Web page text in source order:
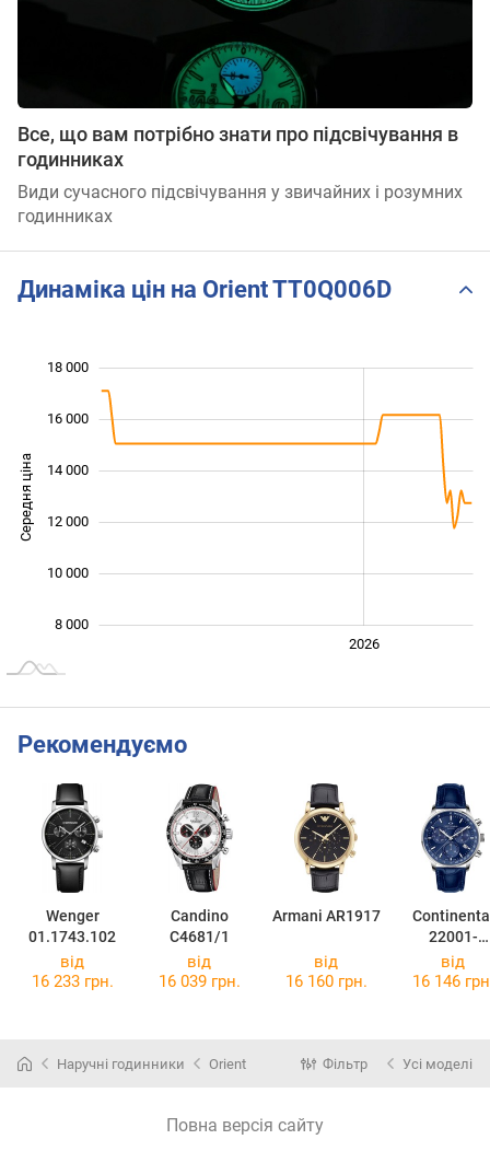
Все, що вам потрібно знати про підсвічування в
годинниках
Види сучасного підсвічування у звичайних і розумних
годинниках
Динаміка цін на Orient TT0Q006D
Середня ціна
8 000
10 000
12 000
14 000
16 000
18 000
2026
Рекомендуємо
Wenger
01.1743.102
Candino
C4681/1
Armani AR1917
22001-
GC158830
від
16 233 грн.
від
16 039 грн.
від
16 160 грн.
від
16 146
Наручні годинники Orient Фільтр Усі моделі
Повна версія сайту